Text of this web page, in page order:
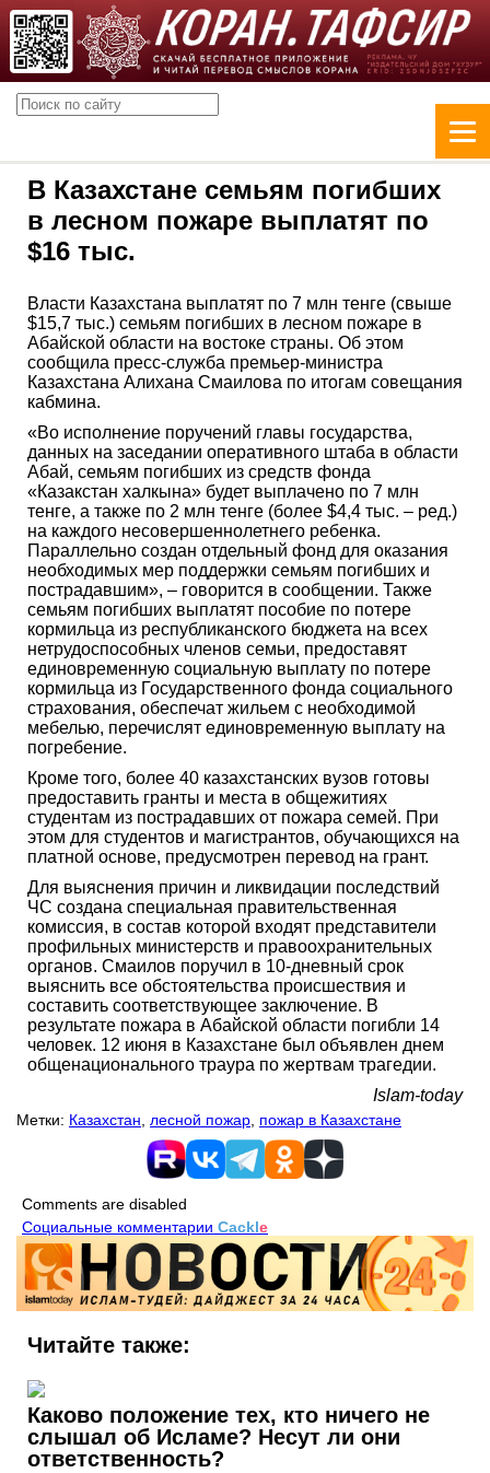
В Казахстане семьям погибших
в лесном пожаре выплатят по
$16 тыс.
Власти Казахстана выплатят по 7 млн тенге (свыше
$15,7 тыс.) семьям погибших в лесном пожаре в
Абайской области на востоке страны. Об этом
сообщила пресс-служба премьер-министра
Казахстана Алихана Смаилова по итогам совещания
кабмина.
«Во исполнение поручений главы государства,
данных на заседании оперативного штаба в области
Абай, семьям погибших из средств фонда
«Казакстан халкына» будет выплачено по 7 млн
тенге, а также по 2 млн тенге (более $4,4 тыс. – ред.)
на каждого несовершеннолетнего ребенка.
Параллельно создан отдельный фонд для оказания
необходимых мер поддержки семьям погибших и
пострадавшим», – говорится в сообщении. Также
семьям погибших выплатят пособие по потере
кормильца из республиканского бюджета на всех
нетрудоспособных членов семьи, предоставят
единовременную социальную выплату по потере
кормильца из Государственного фонда социального
страхования, обеспечат жильем с необходимой
мебелью, перечислят единовременную выплату на
погребение.
Кроме того, более 40 казахстанских вузов готовы
предоставить гранты и места в общежитиях
студентам из пострадавших от пожара семей. При
этом для студентов и магистрантов, обучающихся на
платной основе, предусмотрен перевод на грант.
Для выяснения причин и ликвидации последствий
ЧС создана специальная правительственная
комиссия, в состав которой входят представители
профильных министерств и правоохранительных
органов. Смаилов поручил в 10-дневный срок
выяснить все обстоятельства происшествия и
составить соответствующее заключение. В
результате пожара в Абайской области погибли 14
человек. 12 июня в Казахстане был объявлен днем
общенационального траура по жертвам трагедии.
Islam-today
Метки: Казахстан лесной пожар пожар в Казахстане
Comments are disabled
Социальные комментарии Cackle
Читайте также:
Каково положение тех, кто ничего не
слышал об Исламе? Несут ли они
ответственность?